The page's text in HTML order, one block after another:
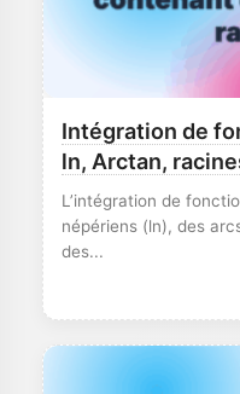
Intégration de
ln, Arctan,
L’intégration de
népériens (ln), des
des...